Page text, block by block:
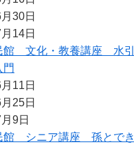
30日
14日
館 文化・教養講座 水引
門
11日
25日
9日
館 シニア講座 孫とでき